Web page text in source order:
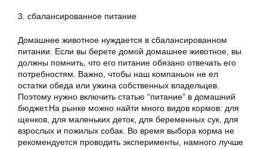
3. сбалансированное питание
Домашнее животное нуждается в сбалансированном
питании. Если вы берете домой домашнее животное, вы
должны помнить, что его питание обязано отвечать его
потребностям. Важно, чтобы наш компаньон не ел
остатки обеда или ужина собственных владельцев.
Поэтому нужно включить статью “питание” в домашний
бюджет.На рынке можно найти много видов кормов: для
щенков, для маленьких деток, для беременных сук, для
взрослых и пожилых собак. Во время выбора корма не
рекомендуется проводить эксперименты, намного лучше